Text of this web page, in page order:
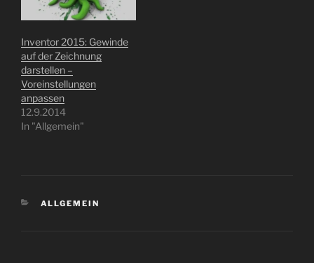
Abwicklung die Funktion
Fläche schieben. Mit
dieser Funktion können
Sie
Bearbeitungszugaben…
Inventor 2015: Gewinde
auf der Zeichnung
darstellen –
Voreinstellungen
anpassen
12.9.2014
In "Allgemein"
KATEGORIEN
ALLGEMEIN